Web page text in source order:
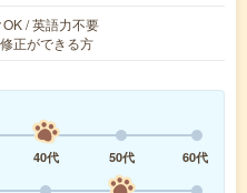
/ 英語力不要
正ができる方
40代 50代
60代